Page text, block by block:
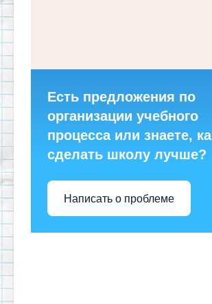
Есть предложения по
организации учебного
процесса или знаете,
сделать школу лучше?
Написать о проблеме